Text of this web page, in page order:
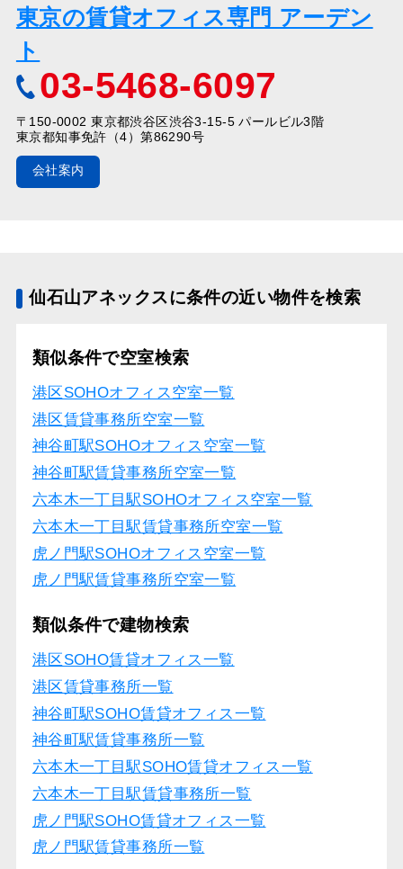
東京の賃貸オフィス専門 アーデン
ト
03-5468-6097
〒150-0002 東京都渋谷区渋谷3-15-5 パールビル3階
東京都知事免許（4）第86290号
会社案内
仙石山アネックスに条件の近い物件を検索
類似条件で空室検索
港区SOHOオフィス空室一覧
港区賃貸事務所空室一覧
神谷町駅SOHOオフィス空室一覧
神谷町駅賃貸事務所空室一覧
六本木一丁目駅SOHOオフィス空室一覧
六本木一丁目駅賃貸事務所空室一覧
虎ノ門駅SOHOオフィス空室一覧
虎ノ門駅賃貸事務所空室一覧
類似条件で建物検索
港区SOHO賃貸オフィス一覧
港区賃貸事務所一覧
神谷町駅SOHO賃貸オフィス一覧
神谷町駅賃貸事務所一覧
六本木一丁目駅SOHO賃貸オフィス一覧
六本木一丁目駅賃貸事務所一覧
虎ノ門駅SOHO賃貸オフィス一覧
虎ノ門駅賃貸事務所一覧